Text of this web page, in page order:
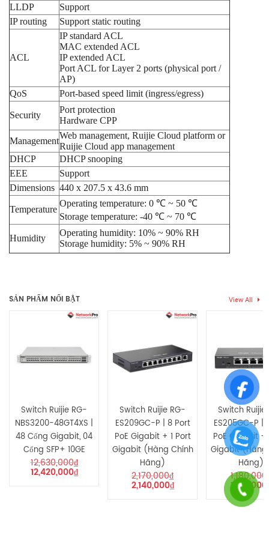
LLDP
Support
IP routing
Support static routing
ACL
IP standard ACL
MAC extended ACL
IP extended ACL
Port ACL for Layer 2 ports (physical port /
AP)
QoS
Port-based speed limit (ingress/egress)
Security
Port protection
Hardware CPP
Management
Web management, Ruijie Cloud platform or
Ruijie Cloud app management
DHCP
DHCP snooping
EEE
Support
Dimensions 440 x 207.5 x 43.6 mm
Temperature
Operating temperature: 0 ℃ ~ 50 ℃
Storage temperature: -40 ℃ ~ 70 ℃
Humidity
Operating humidity: 10% ~ 90% RH
Storage humidity: 5% ~ 90% RH
Hãy là người đầu tiên nhận xét “Switch Ruijie RG-NBS5200-
24GT4XS (Hàng Chính Hãng)”
SẢN PHẨM NỔI BẬT View All
Switch Ruijie RG-
NBS3200-48GT4XS |
48 Cổng Gigabit, 04
Cổng SFP+ 10GE
12,630,000₫
12,420,000₫
Switch Ruijie RG-
ES209GC-P | 8 Port
PoE Gigabit + 1 Port
Gigabit (Hàng Chính
Hãng)
2,170,000₫
2,140,000₫
Switch Ruijie
ES205GC-P |
PoE Gigabit +
Gigabit (Hàng
Hãng)
1,180,000
1,160,000